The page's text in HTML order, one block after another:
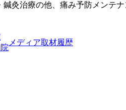
灸治療の他、痛み予防メンテナ
メディア取材履歴